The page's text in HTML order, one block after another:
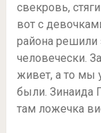
свекровь,
вот с
района решили
человечески.
живет, а то мы
были. Зинаида
там ложечка